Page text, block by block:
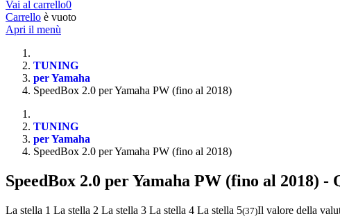
Vai al carrello0
Carrello è vuoto
Apri il menù
TUNING
per Yamaha
SpeedBox 2.0 per Yamaha PW (fino al 2018)
TUNING
per Yamaha
SpeedBox 2.0 per Yamaha PW (fino al 2018)
SpeedBox 2.0 per Yamaha PW (fino al 2018) -
La stella 1 La stella 2 La stella 3 La stella 4 La stella 5(37)Il valore della